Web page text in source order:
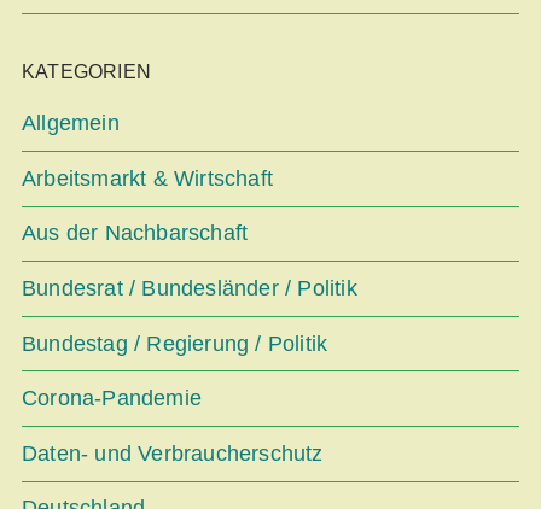
KATEGORIEN
Allgemein
Arbeitsmarkt & Wirtschaft
Aus der Nachbarschaft
Bundesrat / Bundesländer / Politik
Bundestag / Regierung / Politik
Corona-Pandemie
Daten- und Verbraucherschutz